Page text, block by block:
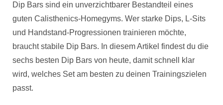
Dip Bars sind ein unverzichtbarer Bestandteil eines
guten Calisthenics-Homegyms. Wer starke Dips, L-Sits
und Handstand-Progressionen trainieren möchte,
braucht stabile Dip Bars. In diesem Artikel findest du die
sechs besten Dip Bars von heute, damit schnell klar
wird, welches Set am besten zu deinen Trainingszielen
passt.